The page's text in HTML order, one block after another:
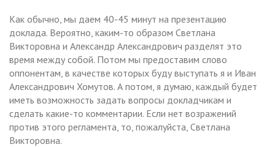
Как обычно, мы даем 40-45 минут на презентацию
доклада. Вероятно, каким-то образом Светлана
Викторовна и Александр Александрович разделят это
время между собой. Потом мы предоставим слово
оппонентам, в качестве которых буду выступать я и Иван
Александрович Хомутов. А потом, я думаю, каждый будет
иметь возможность задать вопросы докладчикам и
сделать какие-то комментарии. Если нет возражений
против этого регламента, то, пожалуйста, Светлана
Викторовна.